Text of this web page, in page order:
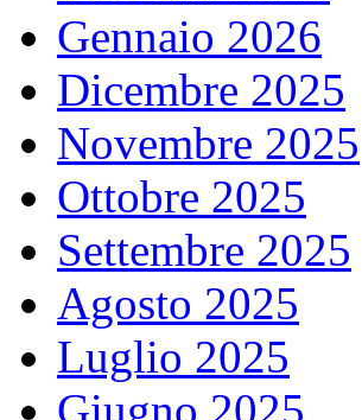
Gennaio 2026
Dicembre 2025
Novembre 2025
Ottobre 2025
Settembre 2025
Agosto 2025
Luglio 2025
Giugno 2025